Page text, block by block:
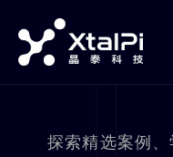
探索精选案例